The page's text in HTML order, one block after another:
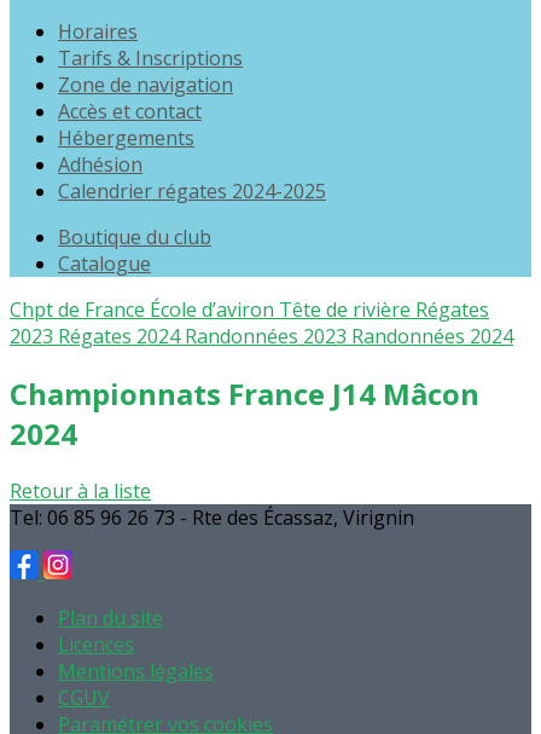
Horaires
Tarifs & Inscriptions
Zone de navigation
Accès et contact
Hébergements
Adhésion
Calendrier régates 2024-2025
Boutique du club
Catalogue
Chpt de France École d’aviron Tête de rivière Régates
2023 Régates 2024Randonnées 2023 Randonnées 2024
Championnats France J14 Mâcon
2024
Retour à la liste
Tel: 06 85 96 26 73 - Rte des Écassaz, Virignin
Plan du site
Licences
Mentions légales
CGUV
Paramétrer vos cookies